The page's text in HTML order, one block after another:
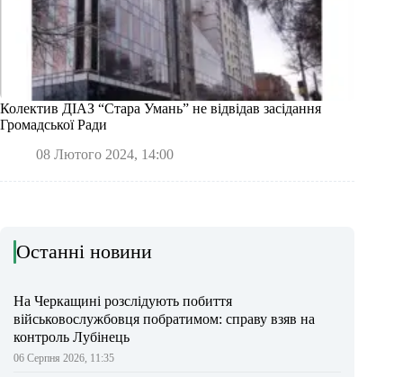
Колектив ДІАЗ “Стара Умань” не відвідав засідання
Громадської Ради
08 Лютого 2024, 14:00
Останні новини
На Черкащині розслідують побиття
військовослужбовця побратимом: справу взяв на
контроль Лубінець
06 Серпня 2026, 11:35